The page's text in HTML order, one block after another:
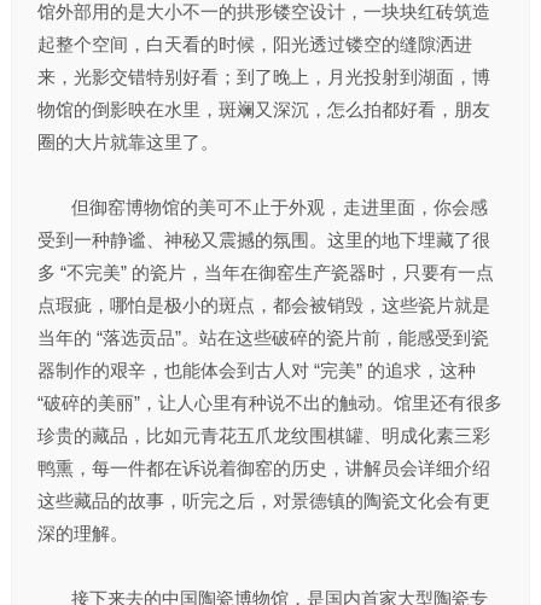
馆外部用的是大小不一的拱形镂空设计，一块块红砖筑造
起整个空间，白天看的时候，阳光透过镂空的缝隙洒进
来，光影交错特别好看；到了晚上，月光投射到湖面，博
物馆的倒影映在水里，斑斓又深沉，怎么拍都好看，朋友
圈的大片就靠这里了。
但御窑博物馆的美可不止于外观，走进里面，你会感
受到一种静谧、神秘又震撼的氛围。这里的地下埋藏了很
多 “不完美” 的瓷片，当年在御窑生产瓷器时，只要有一点
点瑕疵，哪怕是极小的斑点，都会被销毁，这些瓷片就是
当年的 “落选贡品”。站在这些破碎的瓷片前，能感受到瓷
器制作的艰辛，也能体会到古人对 “完美” 的追求，这种
“破碎的美丽”，让人心里有种说不出的触动。馆里还有很多
珍贵的藏品，比如元青花五爪龙纹围棋罐、明成化素三彩
鸭熏，每一件都在诉说着御窑的历史，讲解员会详细介绍
这些藏品的故事，听完之后，对景德镇的陶瓷文化会有更
深的理解。
接下来去的中国陶瓷博物馆，是国内首家大型陶瓷专